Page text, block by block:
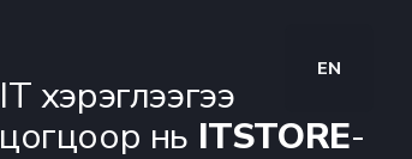
EN
IT хэрэглээгээ
цогцоор нь ITSTORE-